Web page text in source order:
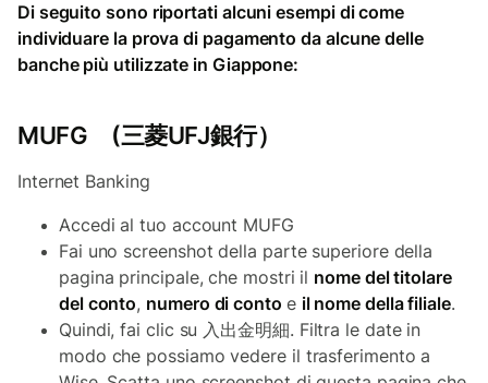
Di seguito sono riportati alcuni esempi di come
individuare la prova di pagamento da alcune delle
banche più utilizzate in Giappone:
MUFG (三菱UFJ銀行）
Internet Banking
Accedi al tuo account MUFG
Fai uno screenshot della parte superiore della
pagina principale, che mostri il nome del titolare
del conto, numero di conto e il nome della filiale.
Quindi, fai clic su 入出金明細. Filtra le date in
modo che possiamo vedere il trasferimento a